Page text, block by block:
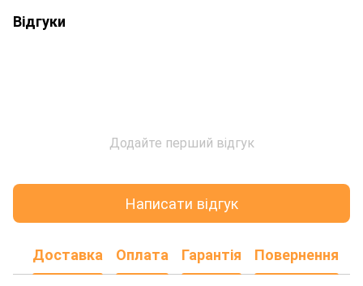
Відгуки
Додайте перший відгук
Написати відгук
Доставка Оплата Гарантія Повернення